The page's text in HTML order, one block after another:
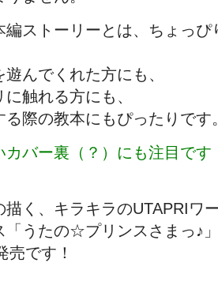
編ストーリーとは、ちょっ
んでくれた方にも、
触れる方にも、
る際の教本にもぴったりです
カバー裏（？）にも注目で
描く、キラキラのUTAPRIワ
「うたの☆プリンスさまっ♪
売です！